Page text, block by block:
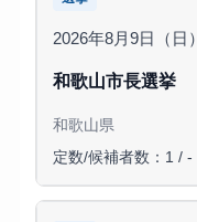
2026年8月9日（日）
和歌山市長選挙
和歌山県
定数/候補者数：1 / -